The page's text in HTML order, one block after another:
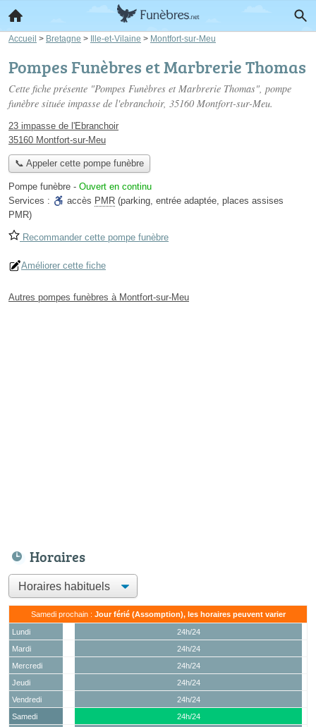
Accueil > Bretagne > Ille-et-Vilaine > Montfort-sur-Meu
Pompes Funèbres et Marbrerie Thomas
Cette fiche présente "Pompes Funèbres et Marbrerie Thomas", pompe
funèbre située impasse de l'ebranchoir, 35160 Montfort-sur-Meu.
23 impasse de l'Ebranchoir
35160 Montfort-sur-Meu
📞 Appeler cette pompe funèbre
Pompe funèbre - Ouvert en continu
Services :
accès PMR (parking, entrée adaptée, places assises
PMR)
Recommander cette pompe funèbre
Améliorer cette fiche
Autres pompes funèbres à Montfort-sur-Meu
Horaires
Samedi prochain : Jour férié (Assomption), les horaires peuvent varier
Lundi
24h/24
Mardi
24h/24
Mercredi
24h/24
Jeudi
24h/24
Vendredi
24h/24
Samedi
24h/24